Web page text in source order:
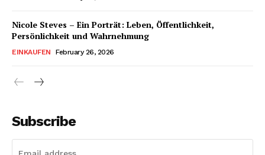
Nicole Steves – Ein Porträt: Leben, Öffentlichkeit,
Persönlichkeit und Wahrnehmung
EINKAUFEN February 26, 2026
Subscribe